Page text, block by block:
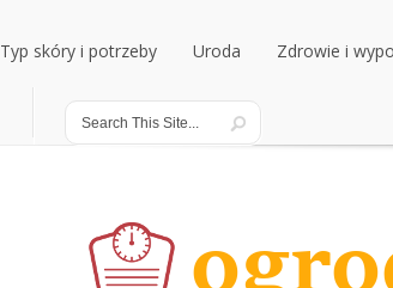
Typ skóry i potrzeby Uroda Zdrowie i